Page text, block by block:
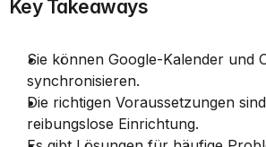
Key Takeaways
Sie können Google-Kalender und
synchronisieren.
Die richtigen Voraussetzungen
reibungslose Einrichtung.